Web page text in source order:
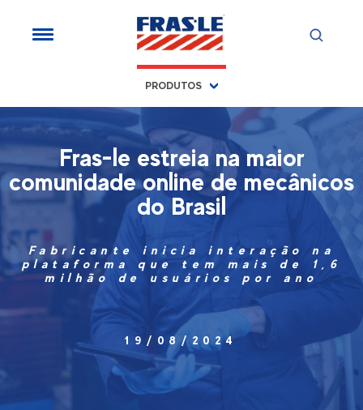
PRODUTOS
Fras-le estreia na maior
comunidade online de mecânicos
do Brasil
Fabricante inicia interação na
plataforma que tem mais de 1,6
milhão de usuários por ano
19/08/2024